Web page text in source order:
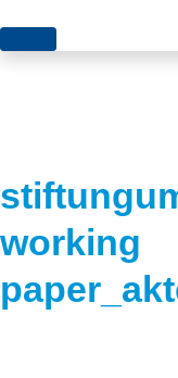
Themen
Flächen
Genehmigungen
Grundsatzfragen
News
Blog
Karriere
working